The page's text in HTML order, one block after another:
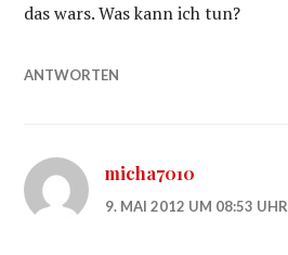
das wars. Was kann ich tun?
ANTWORTEN
micha7010
9. MAI 2012 UM 08:53 UHR